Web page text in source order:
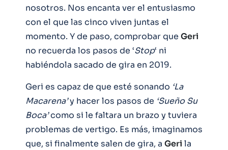
nosotros. Nos encanta ver el entusiasmo
con el que las cinco viven juntas el
momento. Y de paso, comprobar que Geri
no recuerda los pasos de ‘Stop‘ ni
habiéndola sacado de gira en 2019.
Geri es capaz de que esté sonando ‘La
Macarena’y hacer los pasos de ‘Sueño Su
Boca’como si le faltara un brazo y tuviera
problemas de vertigo. Es más, imaginamos
que, si finalmente salen de gira, a Geri la